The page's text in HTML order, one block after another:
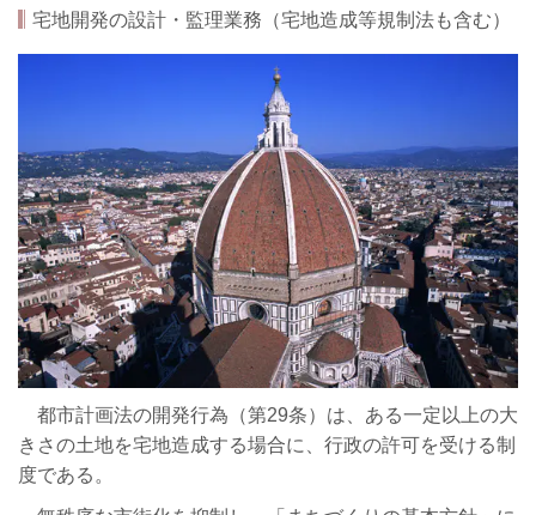
宅地開発の設計・監理業務（宅地造成等規制法も含む）
都市計画法の開発行為（第29条）は、ある一定以上の大
きさの土地を宅地造成する場合に、行政の許可を受ける制
度である。